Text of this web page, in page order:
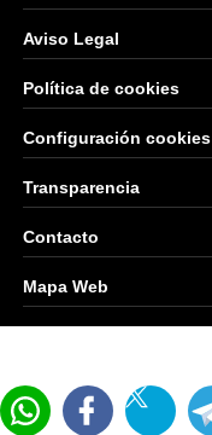
Aviso Legal
Política de cookies
Configuración cookies
Transparencia
Contacto
Mapa Web